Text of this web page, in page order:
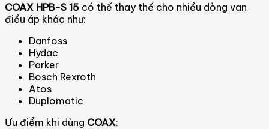
COAX HPB-S 15 có thể thay thế cho nhiều dòng van
điều áp khác như:
Danfoss
Hydac
Parker
Bosch Rexroth
Atos
Duplomatic
Ưu điểm khi dùng COAX: